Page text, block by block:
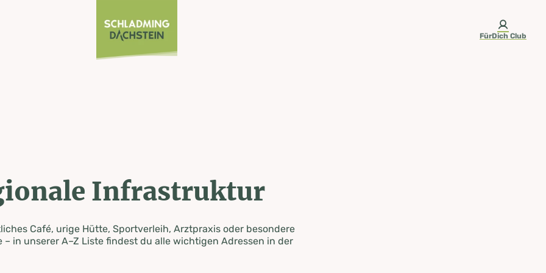
FürDich Club
Infrastruktur
Café, urige Hütte, Sportverleih, Arztpraxis oder besondere
– in unserer A–Z Liste findest du alle wichtigen Adressen in der